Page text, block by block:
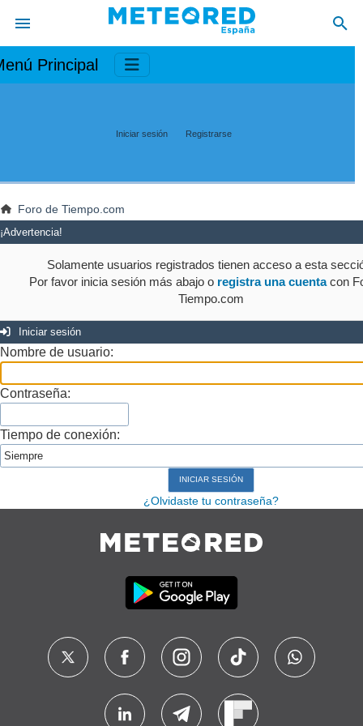
Principal
Iniciar sesión Registrarse
Foro de Tiempo.com
¡Advertencia!
Solamente usuarios registrados tienen acceso a esta
Por favor inicia sesión más abajo o registra una cuentacon
Tiempo.com
Iniciar sesión
Nombre de usuario:
Contraseña:
Tiempo de conexión:
¿Olvidaste tu contraseña?